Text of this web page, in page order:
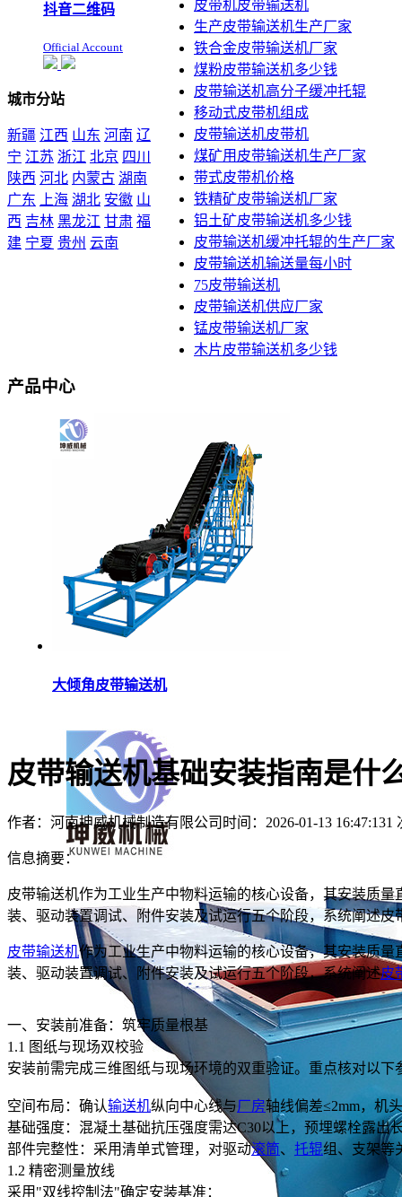
皮带机皮带输送机
生产皮带输送机生产厂家
铁合金皮带输送机厂家
煤粉皮带输送机多少钱
皮带输送机高分子缓冲托辊
移动式皮带机组成
皮带输送机皮带机
煤矿用皮带输送机生产厂家
带式皮带机价格
铁精矿皮带输送机厂家
铝土矿皮带输送机多少钱
皮带输送机缓冲托辊的生产厂家
皮带输送机输送量每小时
75皮带输送机
皮带输送机供应厂家
锰皮带输送机厂家
木片皮带输送机多少钱
产品中心
大倾角皮带输送机
皮带输送机基础安装指南是什
作者：河南坤威机械制造有限公司 时间：2026-01-13 16:47:131
信息摘要：
皮带输送机作为工业生产中物料运输的核心设备，其安装质
装、驱动装置调试、附件安装及试运行五个阶段，系统阐述
皮带输送机作为工业生产中物料运输的核心设备，其安装质
装、驱动装置调试、附件安装及试运行五个阶段，系统阐述皮
一、安装前准备：筑牢质量根基
1.1 图纸与现场双校验
安装前需完成三维图纸与现场环境的双重验证。重点核对以下
空间布局：确认输送机纵向中心线与厂房轴线偏差≤2mm，机
基础强度：混凝土基础抗压强度需达C30以上，预埋螺栓露出
部件完整性：采用清单式管理，对驱动滚筒、 托辊组、支架等
1.2 精密测量放线
采用"双线控制法"确定安装基准：
抖音二维码
Official Account
城市分站
新疆 江西 山东 河南 辽
宁 江苏 浙江 北京 四川
陕西 河北 内蒙古 湖南
广东
上海 湖北 安徽 山
西 吉林 黑龙江 甘肃 福
建 宁夏 贵州 云南